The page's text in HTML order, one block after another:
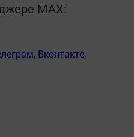
MАХ:
, Вконтакте,